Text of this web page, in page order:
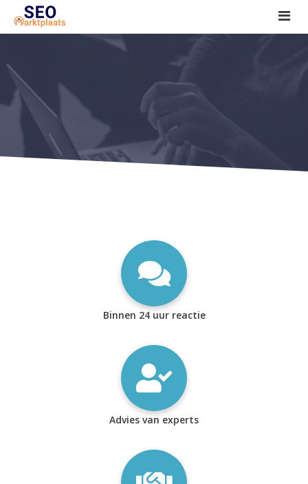
SEO tools reviews
Marketeer bij jou in de buurt?
Offerte
1. Seo voor beginners +
2. Onderzoeken +
Binnen 24 uur reactie
Advies van experts